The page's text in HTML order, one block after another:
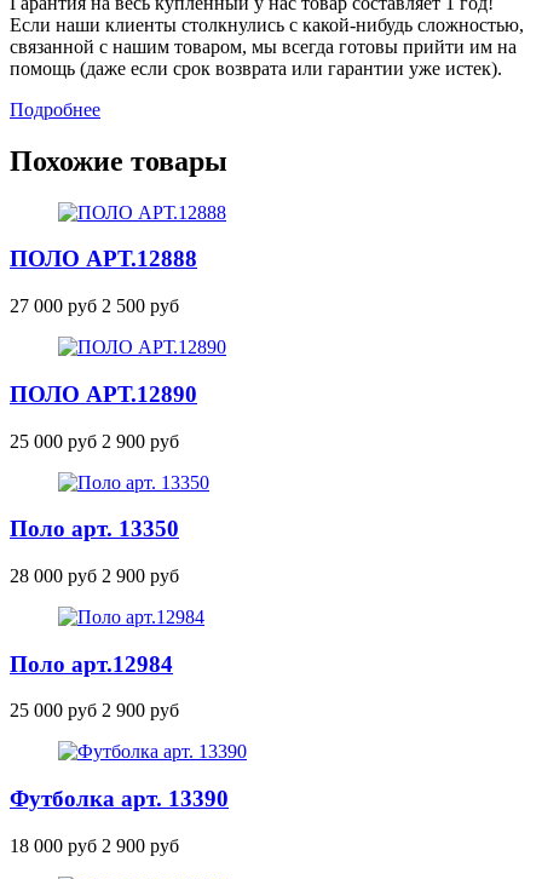
Если наши клиенты столкнулись с какой-нибудь сложностью,
связанной с нашим товаром, мы всегда готовы прийти им на
помощь (даже если срок возврата или гарантии уже истек).
Подробнее
Похожие товары
ПОЛО АРТ.12888
27 000 руб 2 500 руб
ПОЛО АРТ.12890
25 000 руб 2 900 руб
Поло арт. 13350
28 000 руб 2 900 руб
Поло арт.12984
25 000 руб 2 900 руб
Футболка арт. 13390
18 000 руб 2 900 руб